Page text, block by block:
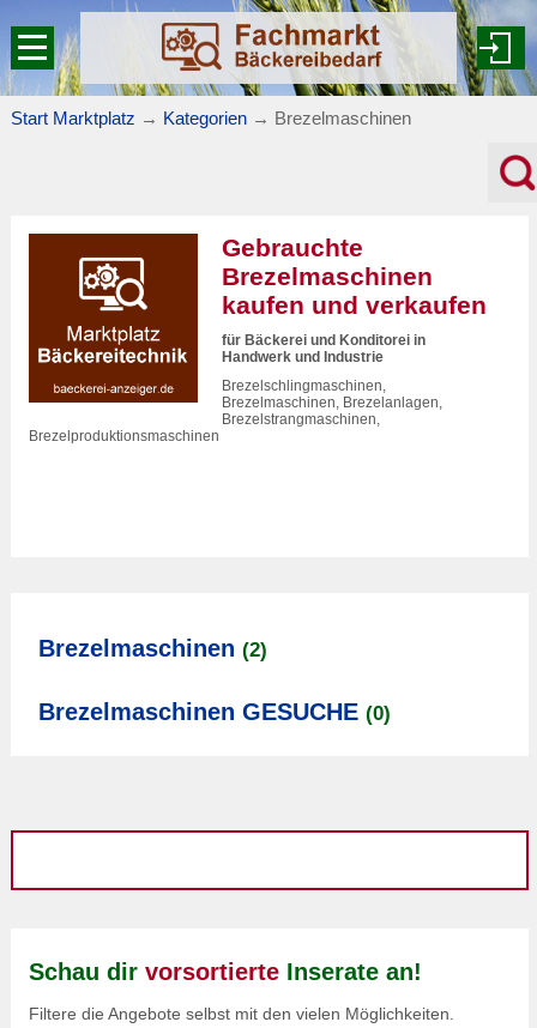
Start Marktplatz → Kategorien → Brezelmaschinen
Gebrauchte
Brezelmaschinen
kaufen und verkaufen
für Bäckerei und Konditorei in
Handwerk und Industrie
Brezelschlingmaschinen,
Brezelmaschinen, Brezelanlagen,
Brezelstrangmaschinen,
Brezelproduktionsmaschinen
Brezelmaschinen (2)
Brezelmaschinen GESUCHE (0)
Schau dir vorsortierte Inserate an!
Filtere die Angebote selbst mit den vielen Möglichkeiten.